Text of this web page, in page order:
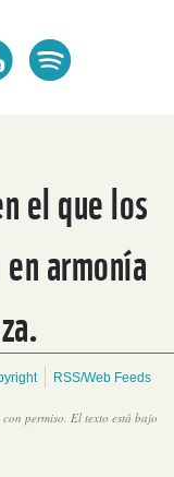
el que los
armonía
RSS/Web Feeds
permiso. El texto está bajo